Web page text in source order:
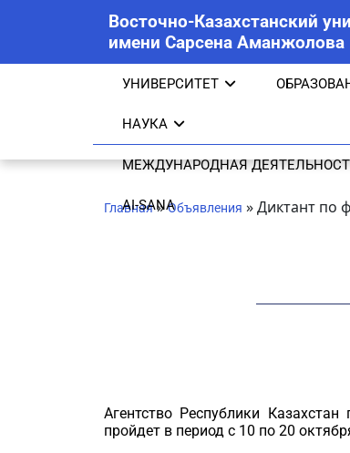
Восточно-Казахстанский
имени Сарсена Аманжолова
УНИВЕРСИТЕТ
НАУКА
МЕЖДУНАРОДНАЯ
AI-SANA
Главная»Объявления »Диктант по
Агентство Республики
пройдет в период с 10 по 20